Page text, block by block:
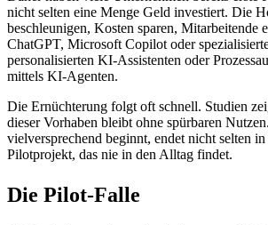
nicht selten eine Menge Geld investiert. Die
beschleunigen, Kosten sparen, Mitarbeitende
ChatGPT, Microsoft Copilot oder
personalisierten KI-Assistenten oder
mittels KI-Agenten.
Die Ernüchterung folgt oft schnell. Studien
dieser Vorhaben bleibt ohne spürbaren
vielversprechend beginnt, endet nicht selten in
Pilotprojekt, das nie in den Alltag findet.
Die Pilot-Falle